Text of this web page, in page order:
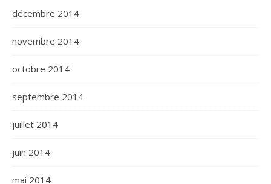
décembre 2014
novembre 2014
octobre 2014
septembre 2014
juillet 2014
juin 2014
mai 2014